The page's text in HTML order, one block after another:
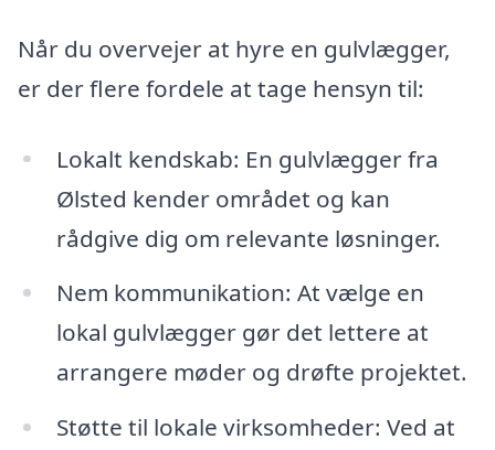
Når du overvejer at hyre en gulvlægger,
er der flere fordele at tage hensyn til:
Lokalt kendskab: En gulvlægger fra
Ølsted kender området og kan
rådgive dig om relevante løsninger.
Nem kommunikation: At vælge en
lokal gulvlægger gør det lettere at
arrangere møder og drøfte projektet.
Støtte til lokale virksomheder: Ved at